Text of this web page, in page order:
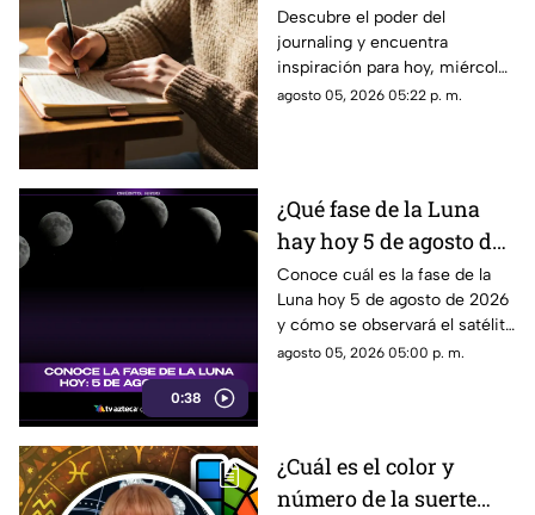
agosto de 2026? Utiliza
este texto para escribir
en tu diario y
reflexionar sobre tu día
Descubre el poder del
journaling y encuentra
inspiración para hoy, miércoles
5 de agosto de 2026. Un
agosto 05, 2026 05:22 p. m.
0:38
¿Qué fase de la Luna
hay hoy 5 de agosto de
2026? Descubre cómo
se verá el satélite esta
noche
Conoce cuál es la fase de la
Luna hoy 5 de agosto de 2026
y cómo se observará el satélite
natural durante la noche.
agosto 05, 2026 05:00 p. m.
¿Cuál es el color y
número de la suerte